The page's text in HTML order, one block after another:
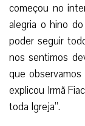
começou no
alegria o hino
poder seguir
nos sentimos
que
explicou Irmã
toda Igreja”.